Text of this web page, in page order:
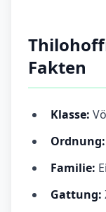
Fakten
Klasse:
Ordnung:
Familie:
Gattung: